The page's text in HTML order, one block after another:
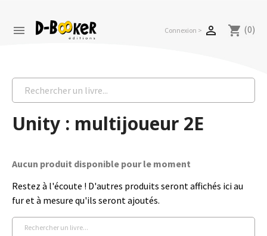
 Connexion >  shopping_cart (0)
Unity : multijoueur 2E
Aucun produit disponible pour le moment
Restez à l'écoute ! D'autres produits seront affichés ici au
fur et à mesure qu'ils seront ajoutés.